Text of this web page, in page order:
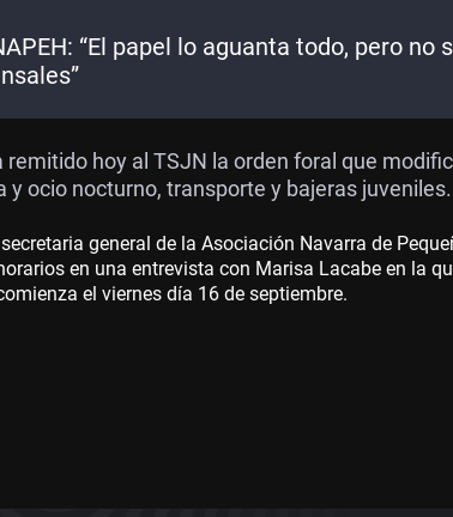
“El papel lo aguanta todo, pero no
remitido hoy al TSJN la orden foral que
y ocio nocturno, transporte y bajeras juveniles.
general de la Asociación Navarra de
en una entrevista con Marisa Lacabe en la
el viernes día 16 de septiembre.